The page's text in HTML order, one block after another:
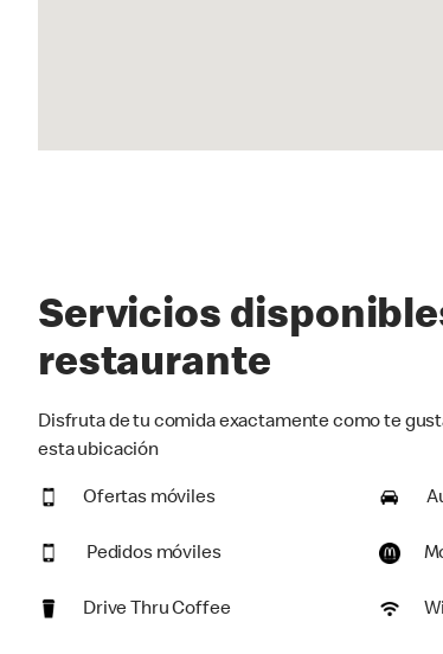
Servicios
restaurante
Disfruta de tu comida exactamente como te
esta ubicación
Ofertas móviles
Pedidos móviles
Drive Thru Coffee